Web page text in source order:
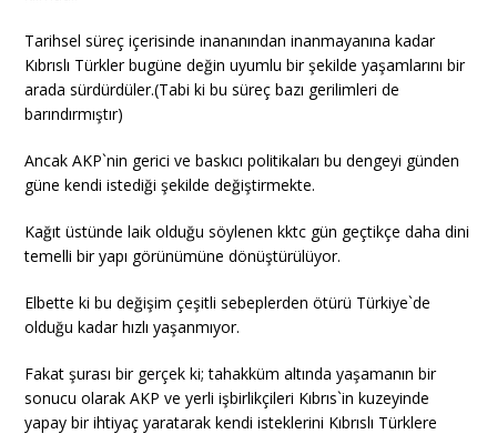
Tarihsel süreç içerisinde inananından inanmayanına kadar
Kıbrıslı Türkler bugüne değin uyumlu bir şekilde yaşamlarını bir
arada sürdürdüler.(Tabi ki bu süreç bazı gerilimleri de
barındırmıştır)
Ancak AKP`nin gerici ve baskıcı politikaları bu dengeyi günden
güne kendi istediği şekilde değiştirmekte.
Kağıt üstünde laik olduğu söylenen kktc gün geçtikçe daha dini
temelli bir yapı görünümüne dönüştürülüyor.
Elbette ki bu değişim çeşitli sebeplerden ötürü Türkiye`de
olduğu kadar hızlı yaşanmıyor.
Fakat şurası bir gerçek ki; tahakküm altında yaşamanın bir
sonucu olarak AKP ve yerli işbirlikçileri Kıbrıs`in kuzeyinde
yapay bir ihtiyaç yaratarak kendi isteklerini Kıbrıslı Türklere